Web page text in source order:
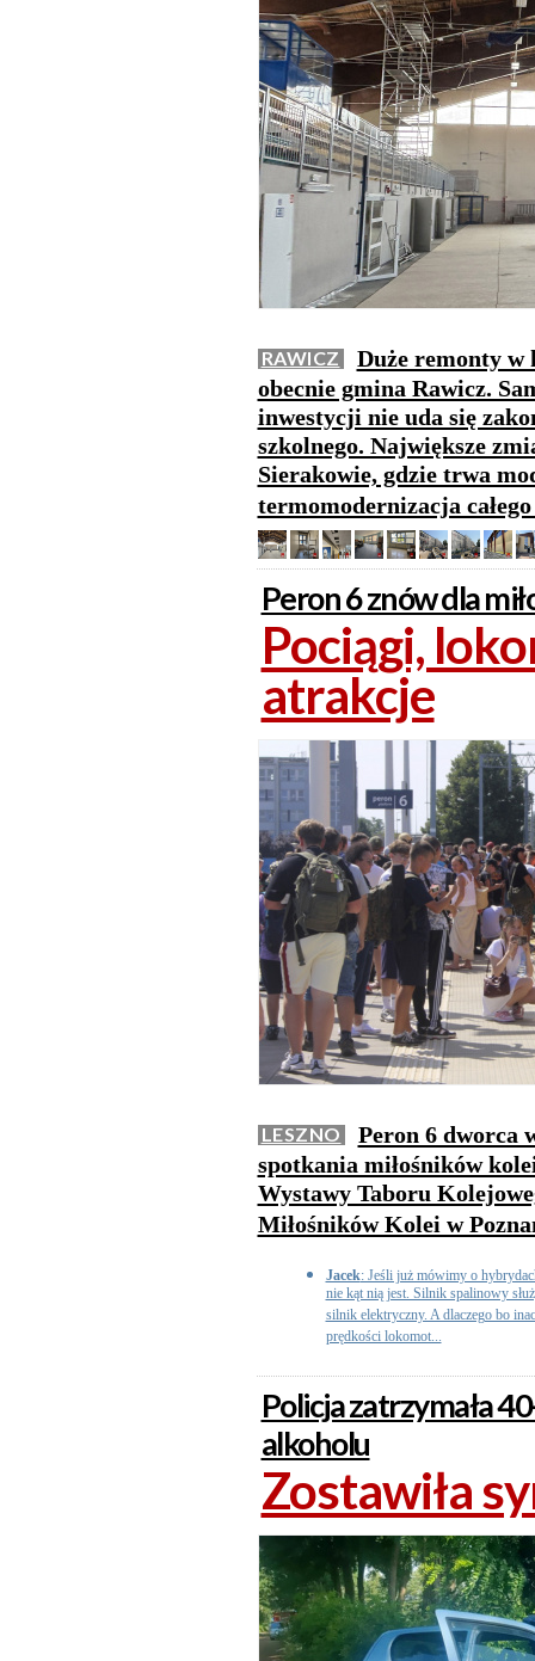
RAWICZ
Duże remonty w
obecnie gmina Rawicz.
inwestycji nie uda się
szkolnego. Największe
Sierakowie, gdzie trwa
termomodernizacja
Peron 6 znów dla
Pociągi,
atrakcje
LESZNO
Peron 6 dworca
spotkania miłośników
Wystawy Taboru
Miłośników Kolei w
Jacek: Jeśli już mówimy o
nie kąt nią jest. Silnik spalinowy
silnik elektryczny. A dlaczego bo
prędkości lokomot...
Policja zatrzymała
alkoholu
Zostawiła